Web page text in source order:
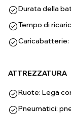
Durata della
Tempo di
Caricabatterie:
ATTREZZATURA
Ruote: Lega
Pneumatici: